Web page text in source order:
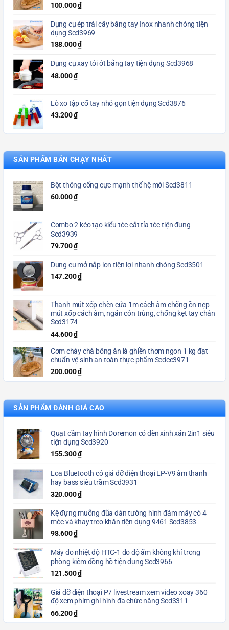
100.000₫
Dụng cụ ép trái cây bằng tay Inox nhanh chóng tiện
dụng Scd3969
188.000₫
Dụng cụ xay tỏi ớt bằng tay tiện dụng Scd3968
48.000₫
Lò xo tập cổ tay nhỏ gọn tiện dụng Scd3876
43.200₫
SẢN PHẨM BÁN CHẠY NHẤT
Bột thông cống cực mạnh thế hệ mới Scd3811
60.000₫
Combo 2 kéo tạo kiểu tóc cắt tỉa tóc tiện đụng
Scd3939
79.700₫
Dụng cụ mở nắp lon tiện lợi nhanh chóng Scd3501
147.200₫
Thanh mút xốp chèn cửa 1m cách âm chống ồn nẹp
mút xốp cách âm, ngăn côn trùng, chống kẹt tay chân
Scd3174
44.600₫
Cơm cháy chà bông ăn là ghiền thơm ngon 1 kg đạt
chuẩn vệ sinh an toàn thực phẩm Scdcc3971
200.000₫
SẢN PHẨM ĐÁNH GIÁ CAO
Quạt cầm tay hình Doremon có đèn xinh xắn 2in1 siêu
tiện dụng Scd3920
155.300₫
Loa Bluetooth có giá đỡ điện thoại LP-V9 âm thanh
hay bass siêu trầm Scd3931
320.000₫
Kệ đựng muỗng đũa dán tường hình đám mây có 4
móc và khay treo khăn tiện dụng 9461 Scd3853
98.600₫
Máy đo nhiệt độ HTC-1 đo độ ẩm không khí trong
phòng kiêm đồng hồ tiện dụng Scd3966
121.500₫
Giá đỡ điện thoại P7 livestream xem video xoay 360
độ xem phim ghi hình đa chức năng Scd3311
66.200₫